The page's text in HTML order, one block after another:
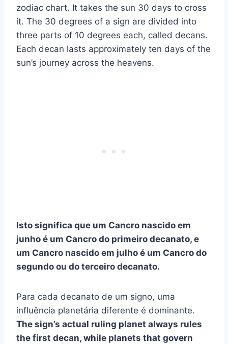
zodiac chart. It takes the sun 30 days to cross
it. The 30 degrees of a sign are divided into
three parts of 10 degrees each, called decans.
Each decan lasts approximately ten days of the
sun’s journey across the heavens.
Isto significa que um Cancro nascido em
junho é um Cancro do primeiro decanato, e
um Cancro nascido em julho é um Cancro do
segundo ou do terceiro decanato.
Para cada decanato de um signo, uma
influência planetária diferente é dominante.
The sign’s actual ruling planet always rules
the first decan, while planets that govern